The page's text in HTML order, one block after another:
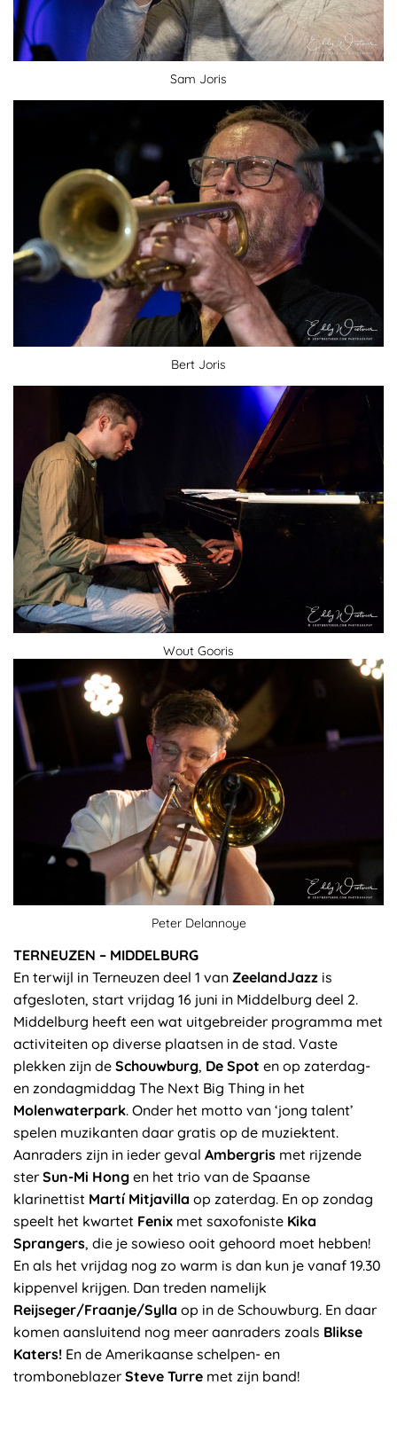
Sam Joris
Bert Joris
Wout Gooris
Peter Delannoye
TERNEUZEN – MIDDELBURG
En terwijl in Terneuzen deel 1 van ZeelandJazz is
afgesloten, start vrijdag 16 juni in Middelburg deel 2.
Middelburg heeft een wat uitgebreider programma met
activiteiten op diverse plaatsen in de stad. Vaste
plekken zijn de Schouwburg, De Spot en op zaterdag-
en zondagmiddag The Next Big Thing in het
Molenwaterpark. Onder het motto van ‘jong talent’
spelen muzikanten daar gratis op de muziektent.
Aanraders zijn in ieder geval Ambergris met rijzende
ster Sun-Mi Hong en het trio van de Spaanse
klarinettist Martí Mitjavilla op zaterdag. En op zondag
speelt het kwartet Fenix met saxofoniste Kika
Sprangers, die je sowieso ooit gehoord moet hebben!
En als het vrijdag nog zo warm is dan kun je vanaf 19.30
kippenvel krijgen. Dan treden namelijk
Reijseger/Fraanje/Sylla op in de Schouwburg. En daar
komen aansluitend nog meer aanraders zoals Blikse
Katers! En de Amerikaanse schelpen- en
tromboneblazer Steve Turre met zijn band!